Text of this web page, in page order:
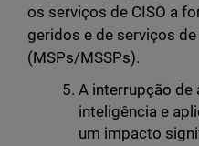
os serviços de CISO a
geridos e de serviços
(MSPs/MSSPs).
A interrupção de
inteligência e
um impacto